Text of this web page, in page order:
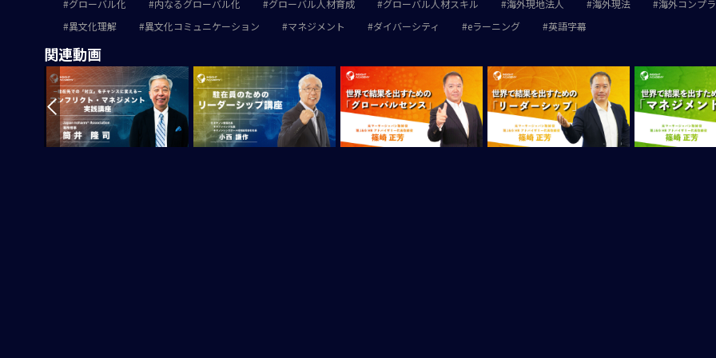
グローバル化 内なるグローバル化 グローバル人材育成 グローバル人材スキル 海外現地法人 海外現法
海外コンプ
異文化理解
異文化コミュニケーション マネジメント ダイバーシティ eラーニング 英語字幕
関連動画